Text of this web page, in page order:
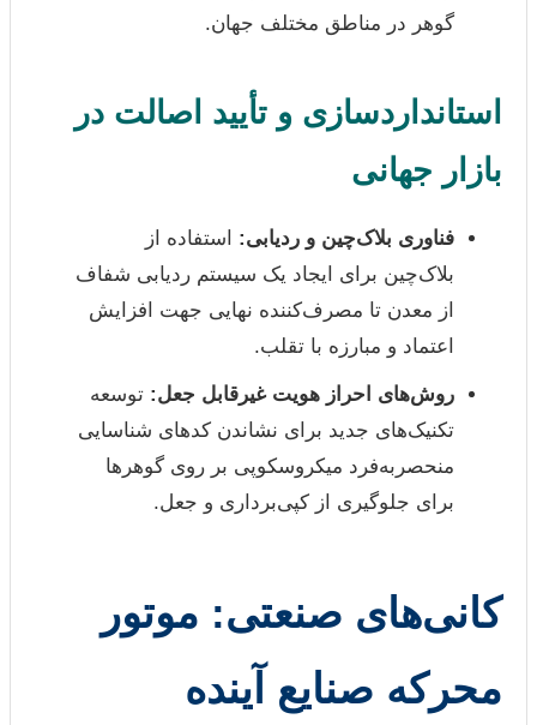
گوهر در مناطق مختلف جهان.
استانداردسازی و تأیید اصالت در
بازار جهانی
فناوری بلاک‌چین و ردیابی: استفاده از
بلاک‌چین برای ایجاد یک سیستم ردیابی شفاف
از معدن تا مصرف‌کننده نهایی جهت افزایش
اعتماد و مبارزه با تقلب.
روش‌های احراز هویت غیرقابل جعل: توسعه
تکنیک‌های جدید برای نشاندن کدهای شناسایی
منحصربه‌فرد میکروسکوپی بر روی گوهرها
برای جلوگیری از کپی‌برداری و جعل.
کانی‌های صنعتی: موتور
محرکه صنایع آینده